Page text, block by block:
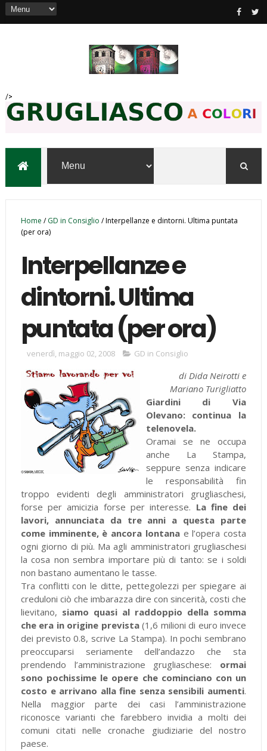
/>
Home / GD in Consiglio /Interpellanze e dintorni. Ultima puntata
(per ora)
Interpellanze e
dintorni. Ultima
puntata (per ora)
venerdì, maggio 02, 2008 GD in Consiglio
di Dida Neirotti e
Mariano Turigliatto
Giardini di Via
Olevano: continua la
telenovela.
Oramai se ne occupa
anche La Stampa,
seppure senza indicare
le responsabilità fin
troppo evidenti degli amministratori grugliaschesi,
forse per amicizia forse per interesse. La fine dei
lavori, annunciata da tre anni a questa parte
come imminente, è ancora lontanae l’opera costa
ogni giorno di più. Ma agli amministratori grugliaschesi
la cosa non sembra importare più di tanto: se i soldi
non bastano aumentano le tasse.
Tra conflitti con le ditte, pettegolezzi per spiegare ai
creduloni ciò che imbarazza dire con sincerità, costi che
lievitano, siamo quasi al raddoppio della somma
che era in origine prevista(1,6 milioni di euro invece
dei previsto 0.8, scrive La Stampa). In pochi sembrano
preoccuparsi seriamente dell’andazzo che sta
prendendo l’amministrazione grugliaschese: ormai
sono pochissime le opere che cominciano con un
costo e arrivano alla fine senza sensibili aumenti.
Nella maggior parte dei casi l’amministrazione
riconosce varianti che farebbero invidia a molti dei
comuni citati nelle cronache giudiziarie del nostro
paese.